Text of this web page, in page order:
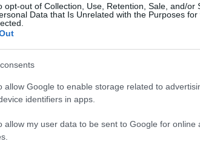
opt-out of Collection, Use, Retention, Sale, and/or
Data that Is Unrelated with the Purposes for
allow Google to enable storage related to
identifiers in apps.
allow my user data to be sent to Google for online